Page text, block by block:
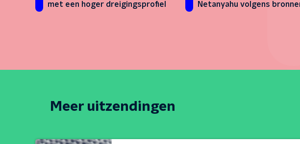
met een hoger dreigingsprofiel
Netanyahu volgens
Meer uitzendingen